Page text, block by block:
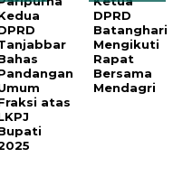
atas
DPRD
Batanghari
Mengikuti
Rapat
Bersama
Mendagri